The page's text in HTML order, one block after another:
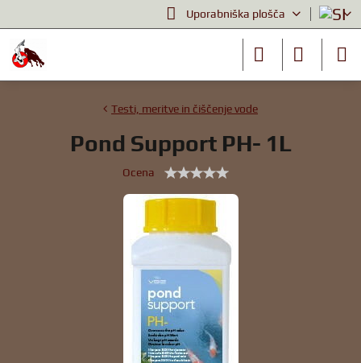
Uporabniška plošča
Testi, meritve in čiščenje vode
Pond Support PH- 1L
Ocena